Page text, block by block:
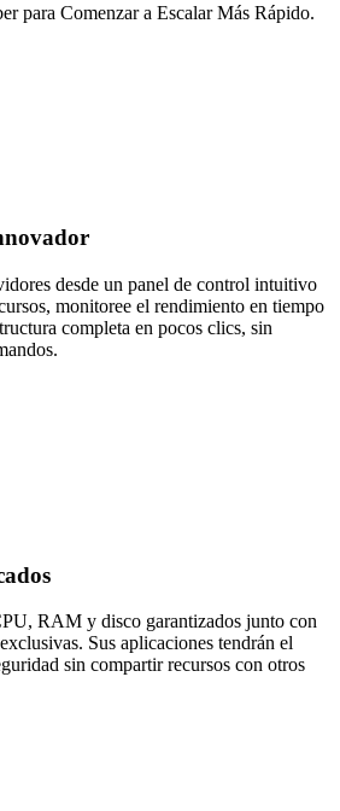
para Comenzar a Escalar Más Rápido.
desde un panel de control intuitivo
monitoree el rendimiento en tiempo
completa en pocos clics, sin
RAM y disco garantizados junto con
Sus aplicaciones tendrán el
sin compartir recursos con otros